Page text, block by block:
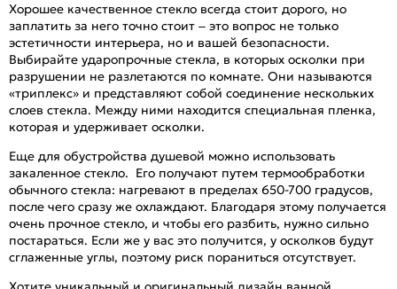
Хорошее качественное стекло всегда стоит дорого, но
заплатить за него точно стоит – это вопрос не только
эстетичности интерьера, но и вашей безопасности.
Выбирайте ударопрочные стекла, в которых осколки при
разрушении не разлетаются по комнате. Они называются
«триплекс» и представляют собой соединение нескольких
слоев стекла. Между ними находится специальная пленка,
которая и удерживает осколки.
Еще для обустройства душевой можно использовать
закаленное стекло. Его получают путем термообработки
обычного стекла: нагревают в пределах 650-700 градусов,
после чего сразу же охлаждают. Благодаря этому получается
очень прочное стекло, и чтобы его разбить, нужно сильно
постараться. Если же у вас это получится, у осколков будут
сглаженные углы, поэтому риск пораниться отсутствует.